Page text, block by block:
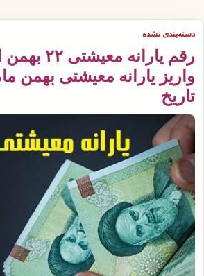
دسته‌بندی نشده
رقم یارانه
واریز یارانه معیشتی بهمن
تاریخ